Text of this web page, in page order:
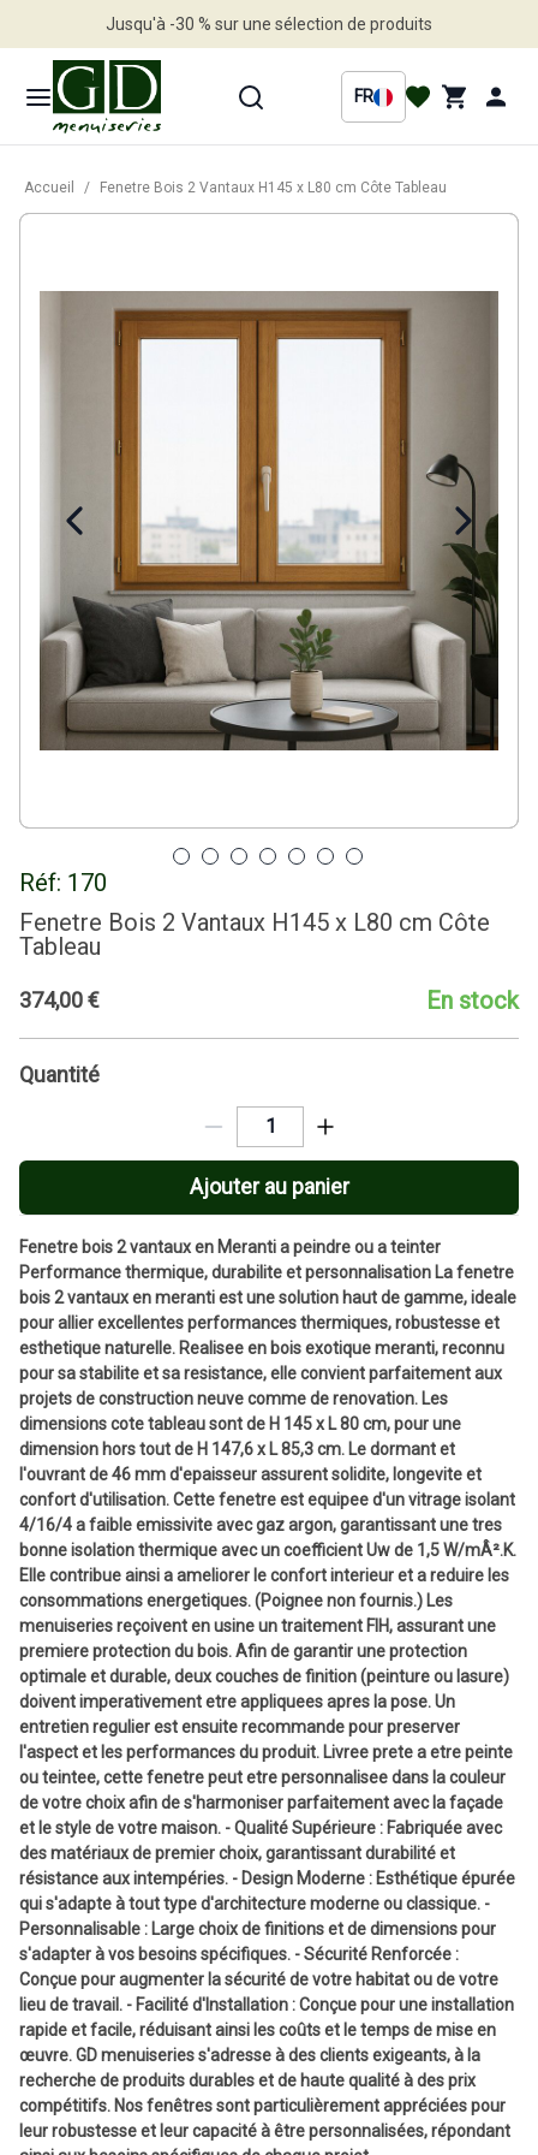
Jusqu'à -30 % sur une sélection de produits
FR
Accueil / Fenetre Bois 2 Vantaux H145 x L80 cm Côte Tableau
Réf: 170
Fenetre Bois 2 Vantaux H145 x L80 cm Côte
Tableau
374,00€ En stock
Quantité
Ajouter au panier
Fenetre bois 2 vantaux en Meranti a peindre ou a teinter
Performance thermique, durabilite et personnalisation La fenetre
bois 2 vantaux en meranti est une solution haut de gamme, ideale
pour allier excellentes performances thermiques, robustesse et
esthetique naturelle. Realisee en bois exotique meranti, reconnu
pour sa stabilite et sa resistance, elle convient parfaitement aux
projets de construction neuve comme de renovation. Les
dimensions cote tableau sont de H 145 x L 80 cm, pour une
dimension hors tout de H 147,6 x L 85,3 cm. Le dormant et
l'ouvrant de 46 mm d'epaisseur assurent solidite, longevite et
confort d'utilisation. Cette fenetre est equipee d'un vitrage isolant
4/16/4 a faible emissivite avec gaz argon, garantissant une tres
bonne isolation thermique avec un coefficient Uw de 1,5 W/mÂ².K.
Elle contribue ainsi a ameliorer le confort interieur et a reduire les
consommations energetiques. (Poignee non fournis.) Les
menuiseries reçoivent en usine un traitement FIH, assurant une
premiere protection du bois. Afin de garantir une protection
optimale et durable, deux couches de finition (peinture ou lasure)
doivent imperativement etre appliquees apres la pose. Un
entretien regulier est ensuite recommande pour preserver
l'aspect et les performances du produit. Livree prete a etre peinte
ou teintee, cette fenetre peut etre personnalisee dans la couleur
de votre choix afin de s'harmoniser parfaitement avec la façade
et le style de votre maison. - Qualité Supérieure : Fabriquée avec
des matériaux de premier choix, garantissant durabilité et
résistance aux intempéries. - Design Moderne : Esthétique épurée
qui s'adapte à tout type d'architecture moderne ou classique. -
Personnalisable : Large choix de finitions et de dimensions pour
s'adapter à vos besoins spécifiques. - Sécurité Renforcée :
Conçue pour augmenter la sécurité de votre habitat ou de votre
lieu de travail. - Facilité d'Installation : Conçue pour une installation
rapide et facile, réduisant ainsi les coûts et le temps de mise en
œuvre. GD menuiseries s'adresse à des clients exigeants, à la
recherche de produits durables et de haute qualité à des prix
compétitifs. Nos fenêtres sont particulièrement appréciées pour
leur robustesse et leur capacité à être personnalisées, répondant